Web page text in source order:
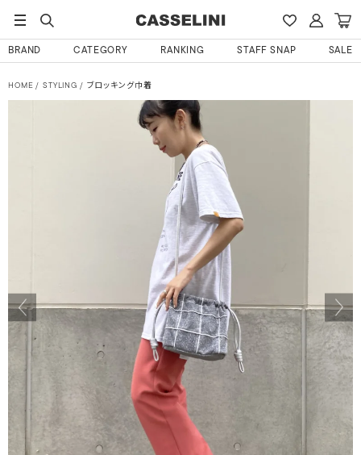
BRAND CATEGORY RANKING STAFF SNAP SALE
HOME STYLING ブロッキング巾着